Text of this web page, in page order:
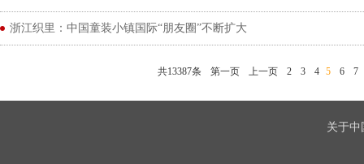
浙江织里：中国童装小镇国际“朋友圈”不断扩大
共13387条 第一页 上一页 2 3 4 5 6 7
关于中